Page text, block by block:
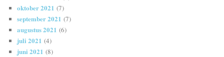
oktober 2021 (7)
september 2021 (7)
augustus 2021 (6)
juli 2021 (4)
juni 2021 (8)